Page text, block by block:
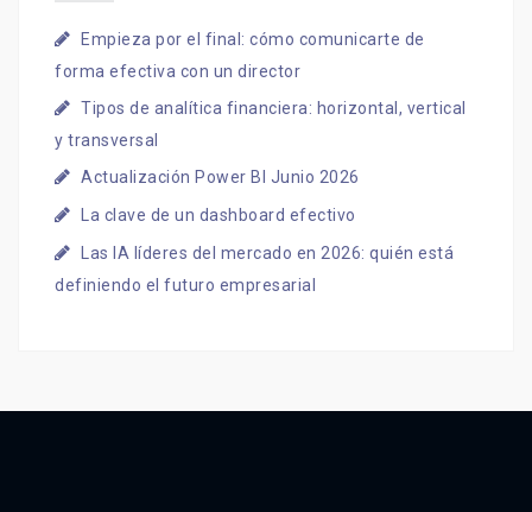
Empieza por el final: cómo comunicarte de
forma efectiva con un director
Tipos de analítica financiera: horizontal, vertical
y transversal
Actualización Power BI Junio 2026
La clave de un dashboard efectivo
Las IA líderes del mercado en 2026: quién está
definiendo el futuro empresarial